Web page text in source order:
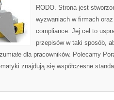
RODO. Strona jest
wyzwaniach w firmach
compliance. Jej cel to
przepisów w taki sposób,
dla pracowników. Polecamy
znajdują się współczesne